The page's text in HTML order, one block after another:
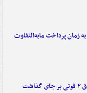
زمان پرداخت مابه‌التفاوت